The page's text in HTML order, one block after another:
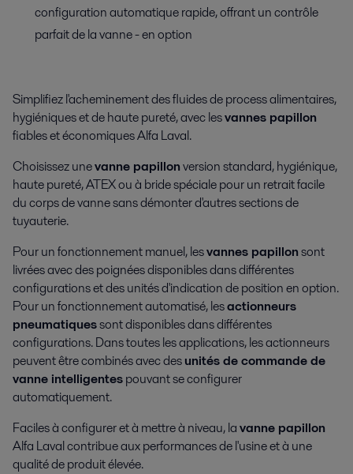
configuration automatique rapide, offrant un contrôle
parfait de la vanne - en option
Simplifiez l'acheminement des fluides de process alimentaires,
hygiéniques et de haute pureté, avec lesvannes papillon
fiables et économiques Alfa Laval.
Choisissez unevanne papillonversion standard, hygiénique,
haute pureté, ATEX ou à bride spéciale pour un retrait facile
du corps de vanne sans démonter d'autres sections de
tuyauterie.
Pour un fonctionnement manuel, lesvannes papillonsont
livrées avec des poignées disponibles dans différentes
configurations et des unités d'indication de position en option.
Pour un fonctionnement automatisé, lesactionneurs
pneumatiquessont disponibles dans différentes
configurations. Dans toutes les applications, les actionneurs
peuvent être combinés avec desunités de commande de
vanne intelligentespouvant se configurer
automatiquement.
Faciles à configurer et à mettre à niveau, lavanne papillon
Alfa Laval contribue aux performances de l'usine et à une
qualité de produit élevée.